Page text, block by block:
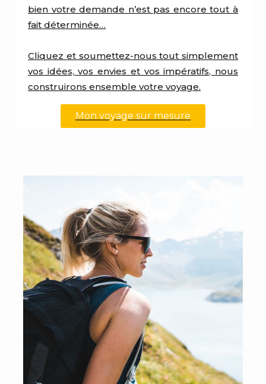
bien votre demande n’est pas encore tout à
fait déterminée…
Cliquez et soumettez-nous tout simplement
vos idées, vos envies et vos impératifs, nous
construirons ensemble votre voyage.
Mon voyage sur mesure